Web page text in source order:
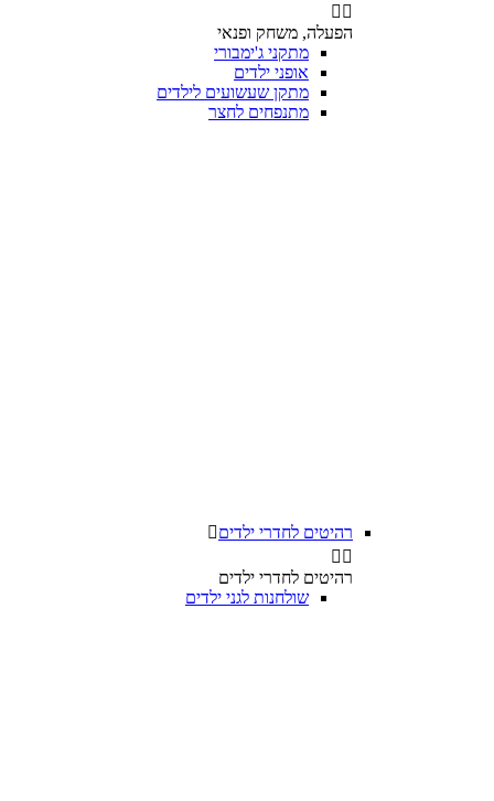
 
הפעלה, משחק ופנאי
מתקני ג'ימבורי
אופני ילדים
מתקן שעשועים לילדים
מתנפחים לחצר
רהיטים לחדרי ילדים
 
רהיטים לחדרי ילדים
שולחנות לגני ילדים